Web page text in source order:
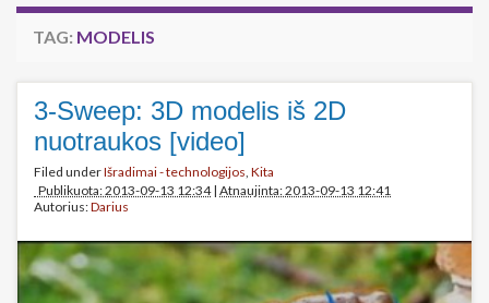
TAG: MODELIS
3-Sweep: 3D modelis iš 2D
nuotraukos [video]
Filed underIšradimai - technologijos, Kita
Publikuota: 2013-09-13 12:34| Atnaujinta: 2013-09-13 12:41
Autorius:Darius